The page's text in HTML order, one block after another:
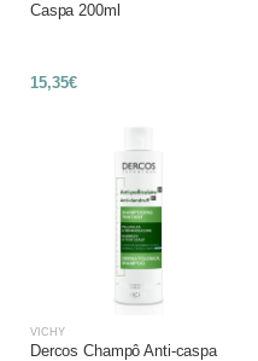
Caspa 200ml
15,35€
VICHY
Dercos Champô Anti-caspa